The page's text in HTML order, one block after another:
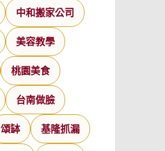
中和搬家公司
美容教學
桃園美食
台南做臉
頌缽 基隆抓漏